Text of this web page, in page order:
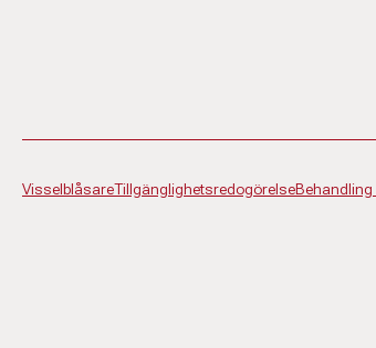
VisselblåsareTillgänglighetsredogörelseBehandling